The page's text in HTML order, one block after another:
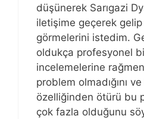
düşünerek Sarıgazi
iletişime geçerek
görmelerini istedim.
oldukça profesyonel
incelemelerine
problem olmadığını
özelliğinden ötürü bu
çok fazla olduğunu